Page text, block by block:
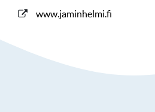
www.jaminhelmi.fi